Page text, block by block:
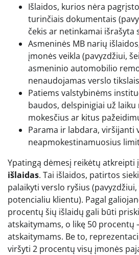
Išlaidos, kurios nėra
turinčiais dokumentais
čekis ar netinkamai išrašyta
Asmeninės MB narių
įmonės veikla (pavyzdžiui,
asmeninio automobilio
nenaudojamas verslo
Patiems valstybinėms
baudos, delspinigiai už
mokesčius ar kitus
Parama ir labdara, viršijanti
neapmokestinamuosius
Ypatingą dėmesį reikėtų atkreipti į
išlaidas. Tai išlaidos, patirtos
palaikyti verslo ryšius
potencialiu klientu). Pagal
procentų šių išlaidų gali būti
atskaitymams, o likę 50 procentų
atskaitymams. Be to,
viršyti 2 procentų visų įmonės